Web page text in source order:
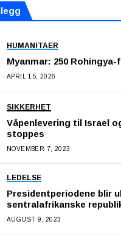
HUMANITAER
Myanmar: 250
APRIL 15, 2026
SIKKERHET
Våpenlevering til Israel
stoppes
NOVEMBER 7, 2023
LEDELSE
Presidentperiodene blir
sentralafrikanske
AUGUST 9, 2023